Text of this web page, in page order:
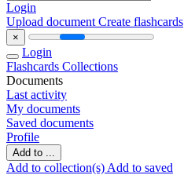
Login
Upload document Create flashcards
×
Login
Flashcards Collections
Documents
Last activity
My documents
Saved documents
Profile
Add to ...
Add to collection(s) Add to saved